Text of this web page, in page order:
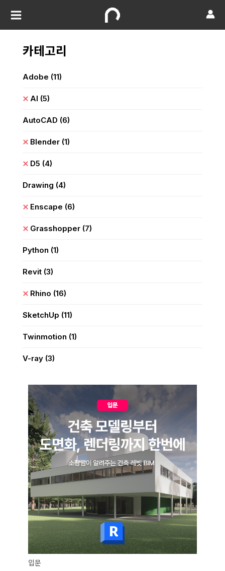
카테고리
Adobe (11)
AI (5)
AutoCAD (6)
Blender (1)
D5 (4)
Drawing (4)
Enscape (6)
Grasshopper (7)
Python (1)
Revit (3)
Rhino (16)
SketchUp (11)
Twinmotion (1)
V-ray (3)
입문